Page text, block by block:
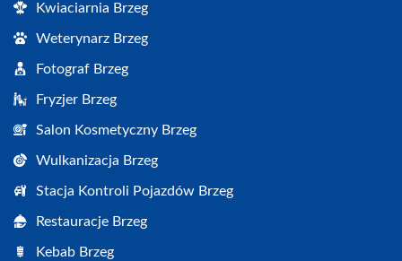
Kwiaciarnia Brzeg
Weterynarz Brzeg
Fotograf Brzeg
Fryzjer Brzeg
Salon Kosmetyczny Brzeg
Wulkanizacja Brzeg
Stacja Kontroli Pojazdów Brzeg
Restauracje Brzeg
Kebab Brzeg